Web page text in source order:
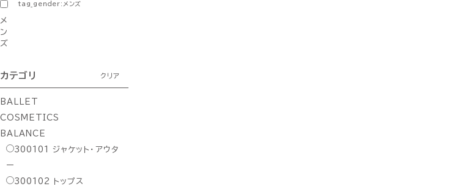
tag_gender:メンズ
メ
ン
ズ
カテゴリ クリア
BALLET
COSMETICS
BALANCE
300101
ジャケット・アウタ
ー
300102
トップス